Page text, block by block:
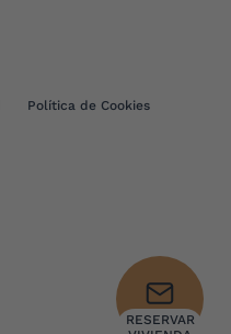
RESERVAR
Política de Cookies